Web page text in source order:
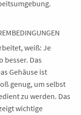
weiß: Je
besser. Das
Gehäuse ist
genug, um selbst
zu werden. Das
wichtige